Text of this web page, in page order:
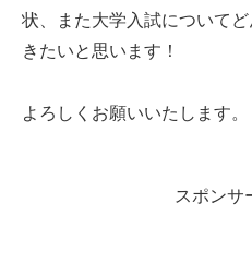
状、また大学入試について
きたいと思います！
よろしくお願いいたします。
スポンサ